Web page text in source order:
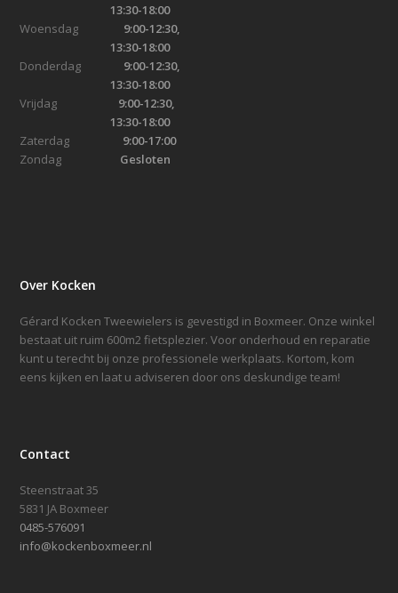
13:30-18:00
Woensdag
9:00-12:30,
13:30-18:00
Donderdag 9:00-12:30,
13:30-18:00
Vrijdag 9:00-12:30,
13:30-18:00
Zaterdag 9:00-17:00
Zondag Gesloten
Over Kocken
Gérard Kocken Tweewielers is gevestigd in Boxmeer. Onze winkel
bestaat uit ruim 600m2 fietsplezier. Voor onderhoud en reparatie
kunt u terecht bij onze professionele werkplaats. Kortom, kom
eens kijken en laat u adviseren door ons deskundige team!
Contact
Steenstraat 35
5831 JA Boxmeer
0485-576091
info@kockenboxmeer.nl